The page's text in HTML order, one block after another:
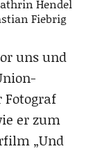
Hendel
Fiebrig
uns und
er zum
„Und